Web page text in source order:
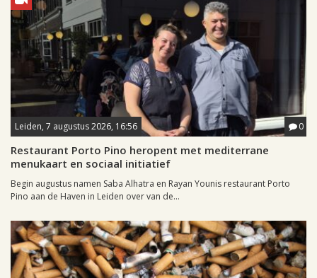
Leiden, 7 augustus 2026, 16:56 0
Restaurant Porto Pino heropent met mediterrane
menukaart en sociaal initiatief
Begin augustus namen Saba Alhatra en Rayan Younis restaurant Porto
Pino aan de Haven in Leiden over van de...